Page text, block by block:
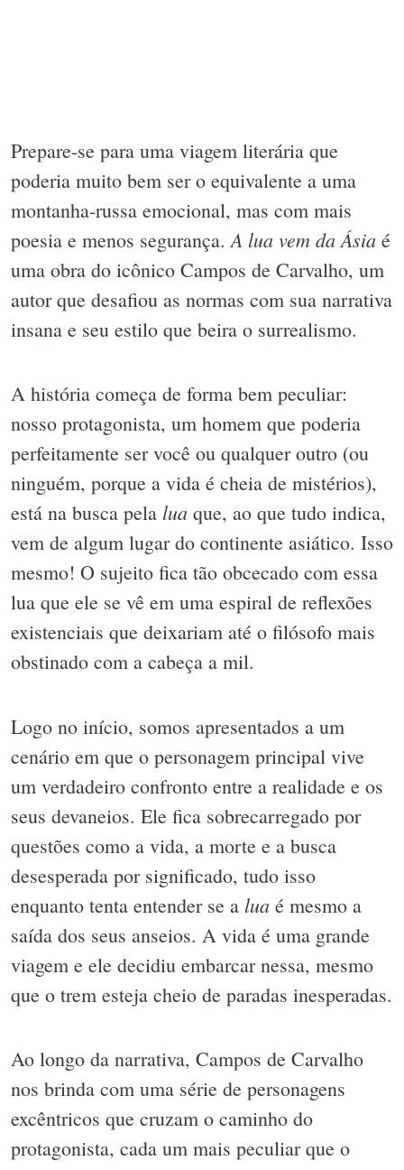
Prepare-se para uma viagem literária que
poderia muito bem ser o equivalente a uma
montanha-russa emocional, mas com mais
poesia e menos segurança. A lua vem da Ásia é
uma obra do icônico Campos de Carvalho, um
autor que desafiou as normas com sua narrativa
insana e seu estilo que beira o surrealismo.
A história começa de forma bem peculiar:
nosso protagonista, um homem que poderia
perfeitamente ser você ou qualquer outro (ou
ninguém, porque a vida é cheia de mistérios),
está na busca pela lua que, ao que tudo indica,
vem de algum lugar do continente asiático. Isso
mesmo! O sujeito fica tão obcecado com essa
lua que ele se vê em uma espiral de reflexões
existenciais que deixariam até o filósofo mais
obstinado com a cabeça a mil.
Logo no início, somos apresentados a um
cenário em que o personagem principal vive
um verdadeiro confronto entre a realidade e os
seus devaneios. Ele fica sobrecarregado por
questões como a vida, a morte e a busca
desesperada por significado, tudo isso
enquanto tenta entender se a lua é mesmo a
saída dos seus anseios. A vida é uma grande
viagem e ele decidiu embarcar nessa, mesmo
que o trem esteja cheio de paradas inesperadas.
Ao longo da narrativa, Campos de Carvalho
nos brinda com uma série de personagens
excêntricos que cruzam o caminho do
protagonista, cada um mais peculiar que o